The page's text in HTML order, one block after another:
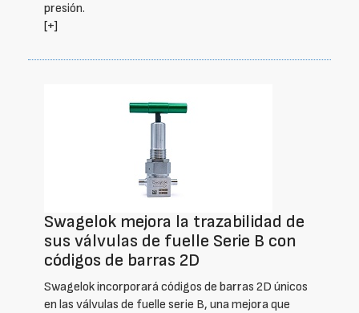
presión.
[+]
Swagelok mejora la trazabilidad de
sus válvulas de fuelle Serie B con
códigos de barras 2D
Swagelok incorporará códigos de barras 2D únicos
en las válvulas de fuelle serie B, una mejora que